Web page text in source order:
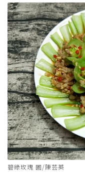
碧綠玫瑰 圖/陳芸英